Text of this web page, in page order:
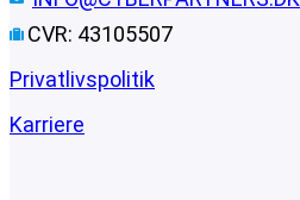
CVR: 43105507
Privatlivspolitik
Karriere